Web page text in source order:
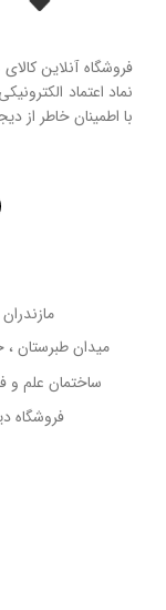
فروشگاه آنلاین
نماد اعتماد
با اطمینان خاطر از
میدان طبرستان ،
ساختمان علم و
فروشگاه